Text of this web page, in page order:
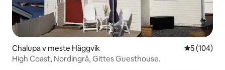
Chalupa v meste Häggvik Priemerné
5 (104)
High Coast, Nordingrå, Gittes Guesthouse.